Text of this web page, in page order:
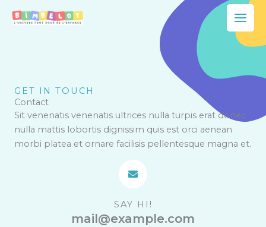
Main
Menu
GET IN TOUCH
Contact
Sit venenatis venenatis ultrices nulla turpis erat donec
nulla mattis lobortis dignissim quis est orci aenean
morbi platea et ornare facilisis pellentesque magna et.
SAY HI!
mail@example.com